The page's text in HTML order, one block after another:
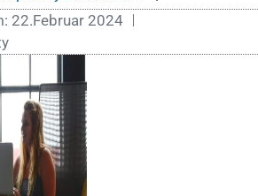
22.Februar 2024